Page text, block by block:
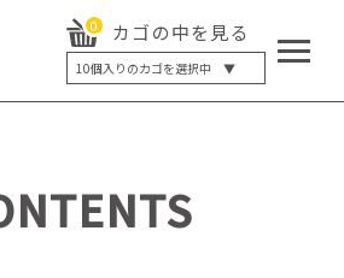
0 カゴの中を見る
10個入りのカゴを選択中 ▼
5個入り
20個入り
最大12%OFF